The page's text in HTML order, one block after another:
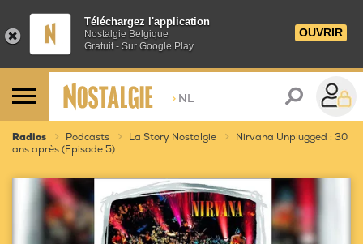
Téléchargez l'application
Nostalgie Belgique
Gratuit - Sur Google Play
OUVRIR
> NL
Radios Podcasts La Story Nostalgie
Nirvana Unplugged : 30
ans après (Episode 5)